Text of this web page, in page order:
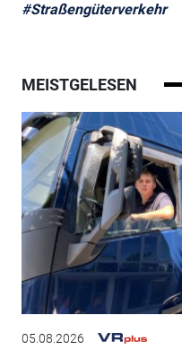
#Straßengüterverkehr
MEISTGELESEN
05.08.2026